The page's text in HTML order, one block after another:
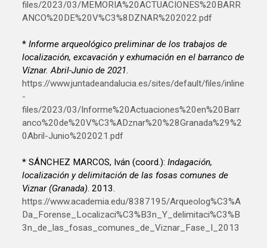
files/2023/03/MEMORIA%20ACTUACIONES%20BARR
ANCO%20DE%20V%C3%8DZNAR%202022.pdf
*Informe arqueológico preliminar de los trabajos de
localización, excavación y exhumación en el barranco de
Víznar. Abril-Junio de 2021.
https://www.juntadeandalucia.es/sites/default/files/inline
-
files/2023/03/Informe%20Actuaciones%20en%20Barr
anco%20de%20V%C3%ADznar%20%28Granada%29%2
0Abril-Junio%202021.pdf
* SÁNCHEZ MARCOS, Iván (coord.):Indagación,
localización y delimitación de las fosas comunes de
Viznar (Granada). 2013.
https://www.academia.edu/8387195/Arqueolog%C3%A
Da_Forense_Localizaci%C3%B3n_Y_delimitaci%C3%B
3n_de_las_fosas_comunes_de_Viznar_Fase_I_2013